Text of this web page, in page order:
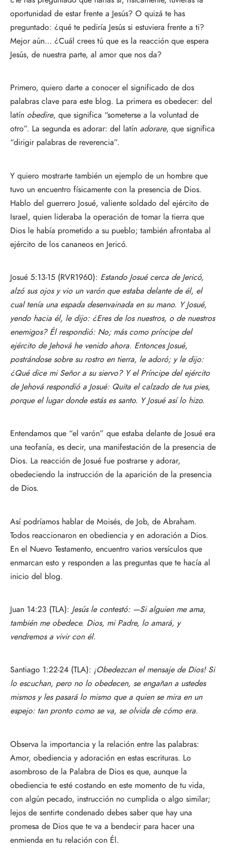
oportunidad de estar frente a Jesús? O quizá te has
preguntado: ¿qué te pediría Jesús si estuviera frente a ti?
Mejor aún… ¿Cuál crees tú que es la reacción que espera
Jesús, de nuestra parte, al amor que nos da?
Primero, quiero darte a conocer el significado de dos
palabras clave para este blog. La primera es obedecer: del
latín obedire, que significa “someterse a la voluntad de
otro”. La segunda es adorar: del latín adorare, que significa
“dirigir palabras de reverencia”.
Y quiero mostrarte también un ejemplo de un hombre que
tuvo un encuentro físicamente con la presencia de Dios.
Hablo del guerrero Josué, valiente soldado del ejército de
Israel, quien lideraba la operación de tomar la tierra que
Dios le había prometido a su pueblo; también afrontaba al
ejército de los cananeos en Jericó.
Josué 5:13-15 (RVR1960): Estando Josué cerca de Jericó,
alzó sus ojos y vio un varón que estaba delante de él, el
cual tenía una espada desenvainada en su mano. Y Josué,
yendo hacia él, le dijo: ¿Eres de los nuestros, o de nuestros
enemigos? Él respondió: No; más como príncipe del
ejército de Jehová he venido ahora. Entonces Josué,
postrándose sobre su rostro en tierra, le adoró; y le dijo:
¿Qué dice mi Señor a su siervo? Y el Príncipe del ejército
de Jehová respondió a Josué: Quita el calzado de tus pies,
porque el lugar donde estás es santo. Y Josué así lo hizo.
Entendamos que “el varón” que estaba delante de Josué era
una teofanía, es decir, una manifestación de la presencia de
Dios. La reacción de Josué fue postrarse y adorar,
obedeciendo la instrucción de la aparición de la presencia
de Dios.
Así podríamos hablar de Moisés, de Job, de Abraham.
Todos reaccionaron en obediencia y en adoración a Dios.
En el Nuevo Testamento, encuentro varios versículos que
enmarcan esto y responden a las preguntas que te hacía al
inicio del blog.
Juan 14:23 (TLA): Jesús le contestó: —Si alguien me ama,
también me obedece. Dios, mi Padre, lo amará, y
vendremos a vivir con él.
Santiago 1:22-24 (TLA): ¡Obedezcan el mensaje de Dios! Si
lo escuchan, pero no lo obedecen, se engañan a ustedes
mismos y les pasará lo mismo que a quien se mira en un
espejo: tan pronto como se va, se olvida de cómo era.
Observa la importancia y la relación entre las palabras:
Amor, obediencia y adoración en estas escrituras. Lo
asombroso de la Palabra de Dios es que, aunque la
obediencia te esté costando en este momento de tu vida,
con algún pecado, instrucción no cumplida o algo similar;
lejos de sentirte condenado debes saber que hay una
promesa de Dios que te va a bendecir para hacer una
enmienda en tu relación con Él.